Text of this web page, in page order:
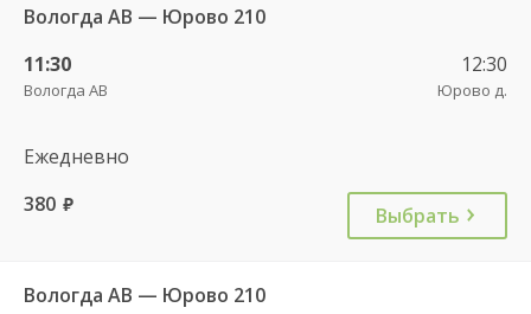
Вологда АВ — Юрово 210
11:30
Вологда АВ
12:30
Юрово д.
Ежедневно
380 руб. Выбрать
Вологда АВ — Юрово 210